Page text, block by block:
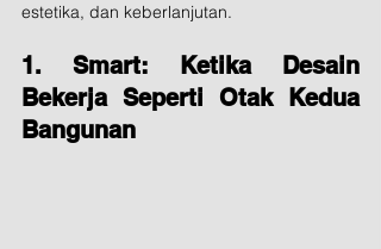
estetika, dan keberlanjutan.
1. Smart: Ketika Desain
Bekerja Seperti Otak Kedua
Bangunan